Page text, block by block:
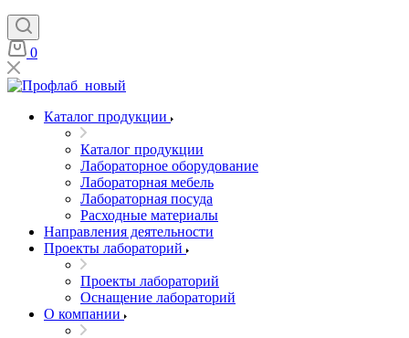
0
Каталог продукции
Каталог продукции
Лабораторное оборудование
Лабораторная мебель
Лабораторная посуда
Расходные материалы
Направления деятельности
Проекты лабораторий
Проекты лабораторий
Оснащение лабораторий
О компании